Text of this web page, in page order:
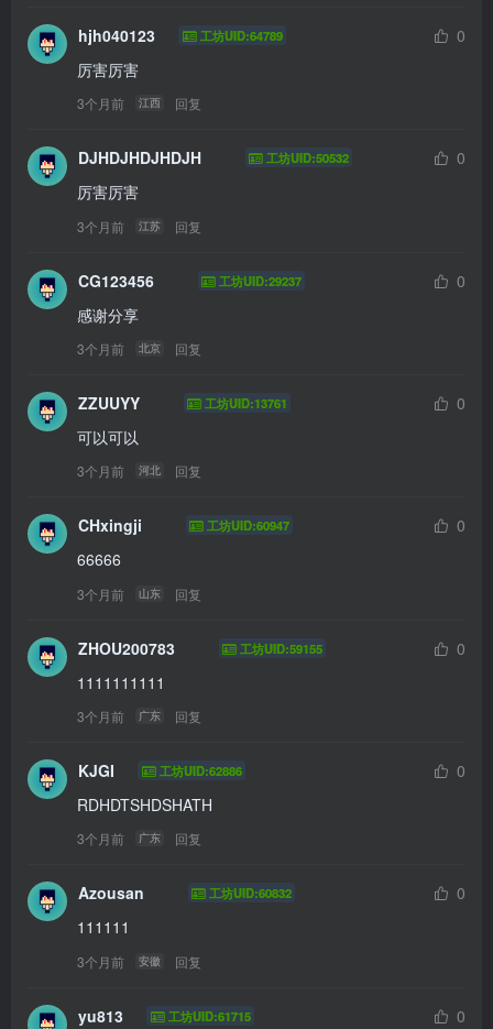
hjh040123 工坊UID:64789
0
厉害厉害
3个月前 江西 回复
DJHDJHDJHDJH 工坊UID:50532
0
厉害厉害
3个月前 江苏 回复
CG123456 工坊UID:29237
0
感谢分享
3个月前 北京 回复
ZZUUYY 工坊UID:13761
0
可以可以
3个月前 河北 回复
CHxingji 工坊UID:60947
0
66666
3个月前 山东 回复
ZHOU200783 工坊UID:59155
0
1111111111
3个月前 广东 回复
KJGI 工坊UID:62886
0
RDHDTSHDSHATH
3个月前 广东 回复
Azousan 工坊UID:60832
0
111111
3个月前 安徽 回复
yu813 工坊UID:61715
0